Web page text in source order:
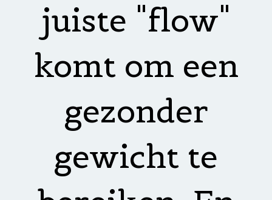
juiste "flow"
komt om een
gezonder
gewicht te